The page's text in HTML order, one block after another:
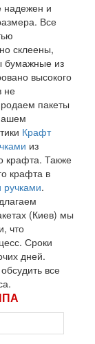
надежен и
Все
склеены,
бумажные из
высокого
не
пакеты
Крафт
из
крафта. Также
крафта в
.
(Киев) мы
что
Сроки
дней.
все